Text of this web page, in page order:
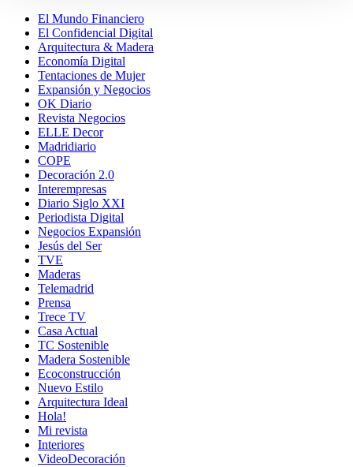
El Mundo Financiero
El Confidencial Digital
Arquitectura & Madera
Economía Digital
Tentaciones de Mujer
Expansión y Negocios
OK Diario
Revista Negocios
ELLE Decor
Madridiario
COPE
Decoración 2.0
Interempresas
Diario Siglo XXI
Periodista Digital
Negocios Expansión
Jesús del Ser
TVE
Maderas
Telemadrid
Prensa
Trece TV
Casa Actual
TC Sostenible
Madera Sostenible
Ecoconstrucción
Nuevo Estilo
Arquitectura Ideal
Hola!
Mi revista
Interiores
VideoDecoración